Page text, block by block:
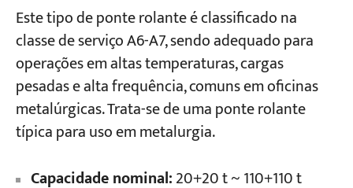
Projetos
Blogs
Notícias
Aplicações
Sobre nós
Contate-nos
Este tipo de ponte rolante é classificado na
classe de serviço A6-A7, sendo adequado para
operações em altas temperaturas, cargas
pesadas e alta frequência, comuns em oficinas
metalúrgicas. Trata-se de uma ponte rolante
típica para uso em metalurgia.
Capacidade nominal:20+20 t ~ 110+110 t